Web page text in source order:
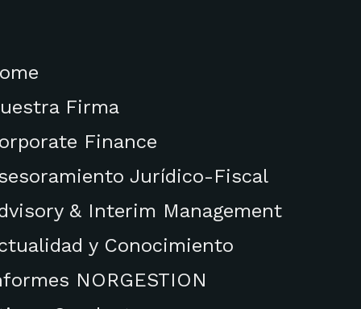
Firma
Finance
Jurídico-Fiscal
& Interim Management
y Conocimiento
NORGESTION